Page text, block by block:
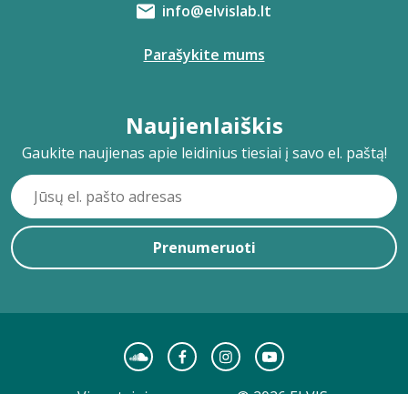
info@elvislab.lt
Parašykite mums
Naujienlaiškis
Gaukite naujienas apie leidinius tiesiai į savo el. paštą!
Prenumeruoti